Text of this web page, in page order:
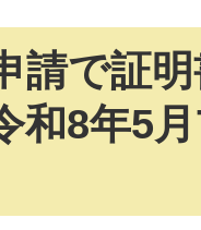
請で証
和8年5